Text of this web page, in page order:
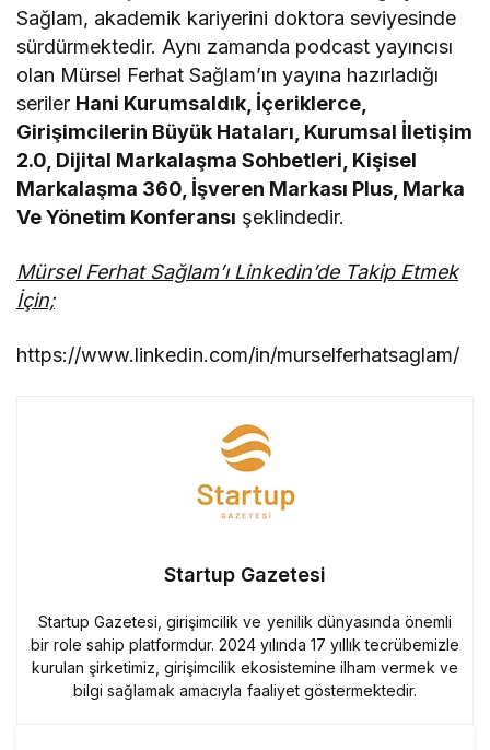
Sağlam, akademik kariyerini doktora seviyesinde
sürdürmektedir. Aynı zamanda podcast yayıncısı
olan Mürsel Ferhat Sağlam’ın yayına hazırladığı
seriler Hani Kurumsaldık, İçeriklerce,
Girişimcilerin Büyük Hataları, Kurumsal İletişim
2.0, Dijital Markalaşma Sohbetleri, Kişisel
Markalaşma 360, İşveren Markası Plus, Marka
Ve Yönetim Konferansı şeklindedir.
Mürsel Ferhat Sağlam’ı Linkedin’de Takip Etmek
İçin;
https://www.linkedin.com/in/murselferhatsaglam/
Startup Gazetesi
Startup Gazetesi, girişimcilik ve yenilik dünyasında önemli
bir role sahip platformdur. 2024 yılında 17 yıllık tecrübemizle
kurulan şirketimiz, girişimcilik ekosistemine ilham vermek ve
bilgi sağlamak amacıyla faaliyet göstermektedir.